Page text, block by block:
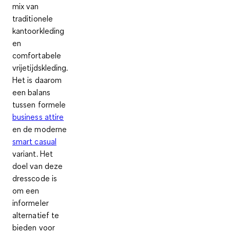
mix van
traditionele
kantoorkleding
en
comfortabele
vrijetijdskleding.
Het is daarom
een balans
tussen formele
business attire
en de moderne
smart casual
variant. Het
doel van deze
dresscode is
om een
informeler
alternatief te
bieden voor